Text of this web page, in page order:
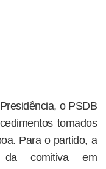
o PSDB
tomados
Para o partido, a
da comitiva em